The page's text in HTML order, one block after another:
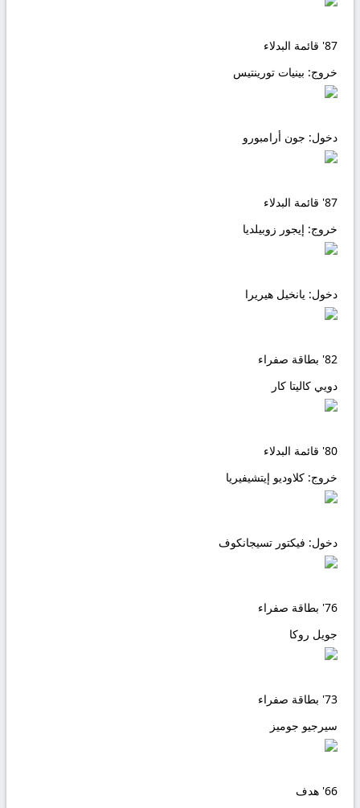
87' قائمة البدلاء
خروج: بينيات تورينتيس
دخول: جون أرامبورو
87' قائمة البدلاء
خروج: إيجور زوبيلديا
دخول: يانخيل هيريرا
82' بطاقة صفراء
دويي كاليتا كار
80' قائمة البدلاء
خروج: كلاوديو إيتشيفيريا
دخول: فيكتور تسيجانكوف
76' بطاقة صفراء
جويل روكا
73' بطاقة صفراء
سيرجيو جوميز
66' هدف